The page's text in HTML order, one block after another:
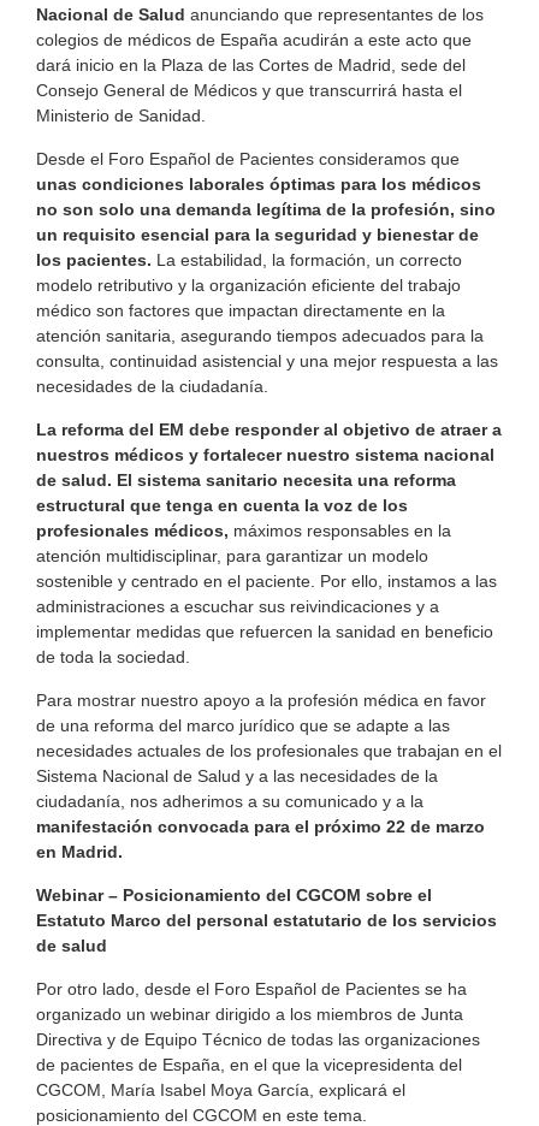
Nacional de Salud anunciando que representantes de los
colegios de médicos de España acudirán a este acto que
dará inicio en la Plaza de las Cortes de Madrid, sede del
Consejo General de Médicos y que transcurrirá hasta el
Ministerio de Sanidad.
Desde el Foro Español de Pacientes consideramos que
unas condiciones laborales óptimas para los médicos
no son solo una demanda legítima de la profesión, sino
un requisito esencial para la seguridad y bienestar de
los pacientes. La estabilidad, la formación, un correcto
modelo retributivo y la organización eficiente del trabajo
médico son factores que impactan directamente en la
atención sanitaria, asegurando tiempos adecuados para la
consulta, continuidad asistencial y una mejor respuesta a las
necesidades de la ciudadanía.
La reforma del EM debe responder al objetivo de atraer a
nuestros médicos y fortalecer nuestro sistema nacional
de salud. El sistema sanitario necesita una reforma
estructural que tenga en cuenta la voz de los
profesionales médicos, máximos responsables en la
atención multidisciplinar, para garantizar un modelo
sostenible y centrado en el paciente. Por ello, instamos a las
administraciones a escuchar sus reivindicaciones y a
implementar medidas que refuercen la sanidad en beneficio
de toda la sociedad.
Para mostrar nuestro apoyo a la profesión médica en favor
de una reforma del marco jurídico que se adapte a las
necesidades actuales de los profesionales que trabajan en el
Sistema Nacional de Salud y a las necesidades de la
ciudadanía, nos adherimos a su comunicado y a la
manifestación convocada para el próximo 22 de marzo
en Madrid.
Webinar – Posicionamiento del CGCOM sobre el
Estatuto Marco del personal estatutario de los servicios
de salud
Por otro lado, desde el Foro Español de Pacientes se ha
organizado un webinar dirigido a los miembros de Junta
Directiva y de Equipo Técnico de todas las organizaciones
de pacientes de España, en el que la vicepresidenta del
CGCOM, María Isabel Moya García, explicará el
posicionamiento del CGCOM en este tema.